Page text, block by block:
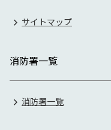
サイトマップ
消防署一覧
消防署一覧